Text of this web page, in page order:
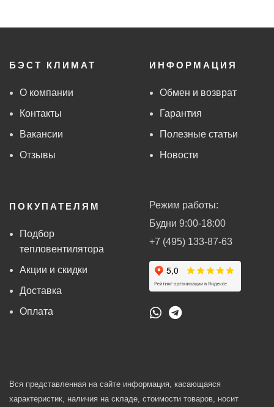
БЭСТ КЛИМАТ
О компании
Контакты
Вакансии
Отзывы
ИНФОРМАЦИЯ
Обмен и возврат
Гарантия
Полезные статьи
Новости
ПОКУПАТЕЛЯМ
Подбор
тепловентилятора
Акции и скидки
Доставка
Оплата
Режим работы:
Будни 9:00-18:00
+7 (495) 133-87-63
Вся представленная на сайте информация, касающаяся
характеристик, наличия на складе, стоимости товаров, носит